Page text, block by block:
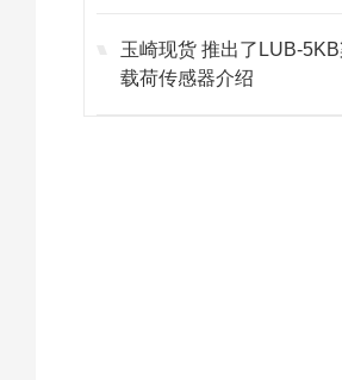
玉崎现货 推出了LUB-
载荷传感器介绍